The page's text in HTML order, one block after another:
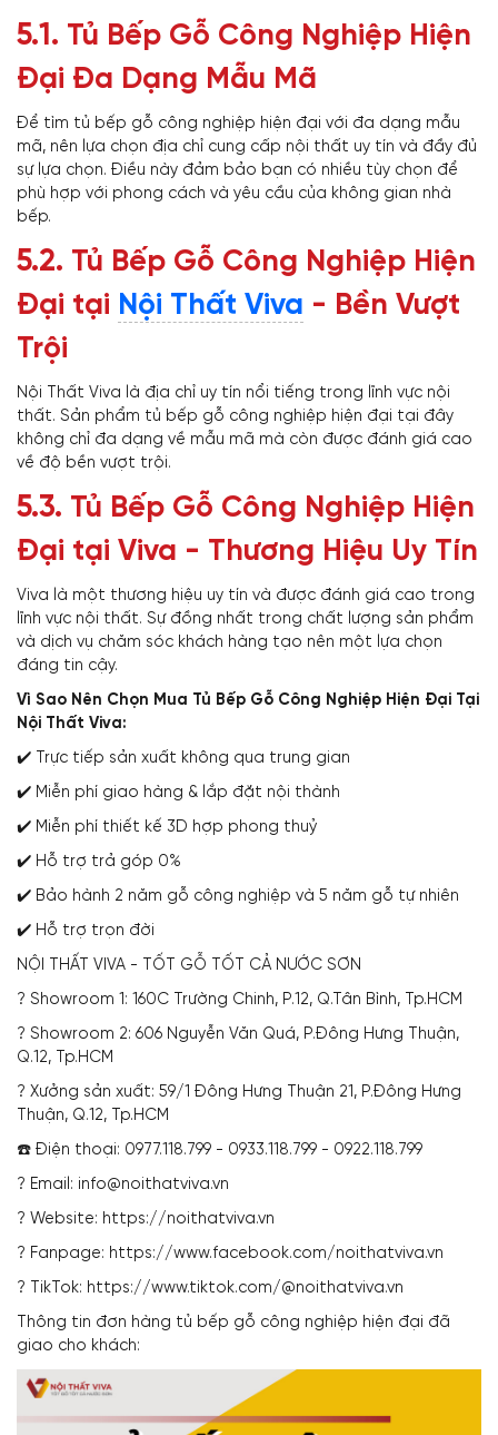
5.1. Tủ Bếp Gỗ Công Nghiệp Hiện
Đại Đa Dạng Mẫu Mã
Để tìm tủ bếp gỗ công nghiệp hiện đại với đa dạng mẫu
mã, nên lựa chọn địa chỉ cung cấp nội thất uy tín và đầy đủ
sự lựa chọn. Điều này đảm bảo bạn có nhiều tùy chọn để
phù hợp với phong cách và yêu cầu của không gian nhà
bếp.
5.2. Tủ Bếp Gỗ Công Nghiệp Hiện
Đại tại Nội Thất Viva - Bền Vượt
Trội
Nội Thất Viva là địa chỉ uy tín nổi tiếng trong lĩnh vực nội
thất. Sản phẩm tủ bếp gỗ công nghiệp hiện đại tại đây
không chỉ đa dạng về mẫu mã mà còn được đánh giá cao
về độ bền vượt trội.
5.3. Tủ Bếp Gỗ Công Nghiệp Hiện
Đại tại Viva - Thương Hiệu Uy Tín
Viva là một thương hiệu uy tín và được đánh giá cao trong
lĩnh vực nội thất. Sự đồng nhất trong chất lượng sản phẩm
và dịch vụ chăm sóc khách hàng tạo nên một lựa chọn
đáng tin cậy.
Vì Sao Nên Chọn Mua Tủ Bếp Gỗ Công Nghiệp Hiện Đại Tại
Nội Thất Viva:
✔️ Trực tiếp sản xuất không qua trung gian
✔️ Miễn phí giao hàng & lắp đặt nội thành
✔️ Miễn phí thiết kế 3D hợp phong thuỷ
✔️ Hỗ trợ trả góp 0%
✔️ Bảo hành 2 năm gỗ công nghiệp và 5 năm gỗ tự nhiên
✔️ Hỗ trợ trọn đời
NỘI THẤT VIVA - TỐT GỖ TỐT CẢ NƯỚC SƠN
? Showroom 1: 160C Trường Chinh, P.12, Q.Tân Bình, Tp.HCM
? Showroom 2: 606 Nguyễn Văn Quá, P.Đông Hưng Thuận,
Q.12, Tp.HCM
? Xưởng sản xuất: 59/1 Đông Hưng Thuận 21, P.Đông Hưng
Thuận, Q.12, Tp.HCM
☎️ Điện thoại: 0977.118.799 - 0933.118.799 - 0922.118.799
? Email: info@noithatviva.vn
? Website: https://noithatviva.vn
? Fanpage: https://www.facebook.com/noithatviva.vn
? TikTok: https://www.tiktok.com/@noithatviva.vn
Thông tin đơn hàng tủ bếp gỗ công nghiệp hiện đại đã
giao cho khách: